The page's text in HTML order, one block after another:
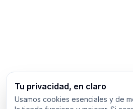
Tu privacidad, en claro
Usamos cookies esenciales y de